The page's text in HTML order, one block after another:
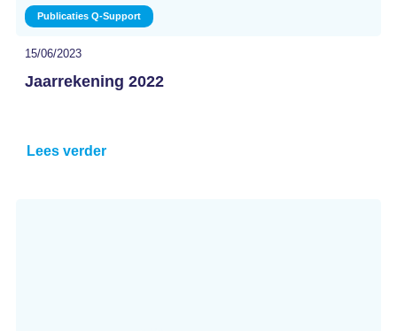
Publicaties Q-Support
15/06/2023
Jaarrekening 2022
Lees verder